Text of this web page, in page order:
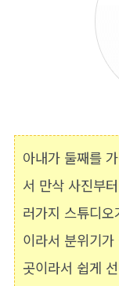
아내가 둘째를
서 만삭 사진부
러가지 스튜디
이라서 분위기
곳이라서 쉽게